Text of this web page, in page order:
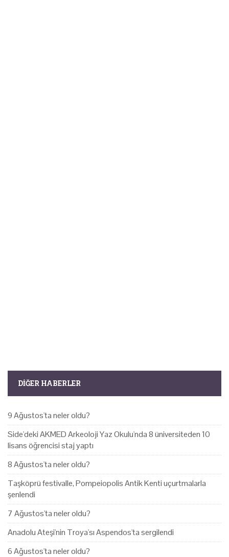
DIĞER HABERLER
9 Ağustos'ta neler oldu?
Side'deki AKMED Arkeoloji Yaz Okulu'nda 8 üniversiteden 10
lisans öğrencisi staj yaptı
8 Ağustos'ta neler oldu?
Taşköprü festivalle, Pompeiopolis Antik Kenti uçurtmalarla
şenlendi
7 Ağustos'ta neler oldu?
Anadolu Ateşi'nin Troya'sı Aspendos'ta sergilendi
6 Ağustos'ta neler oldu?